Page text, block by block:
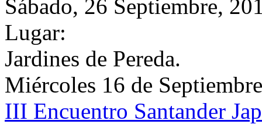
Sábado, 26 Septiembre,
Lugar:
Jardines de Pereda.
Miércoles 16 de
III Encuentro Santander